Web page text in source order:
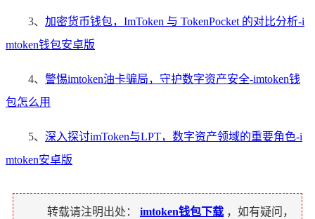
3、 加密货币钱包，ImToken 与 TokenPocket 的对比分析-i
mtoken钱包安卓版
4、 警惕imtoken油卡骗局，守护数字资产安全-imtoken钱
包怎么用
5、 深入探讨imToken与LPT，数字资产领域的重要角色-i
mtoken安卓版
转载请注明出处： imtoken钱包下载 ，如有疑问，